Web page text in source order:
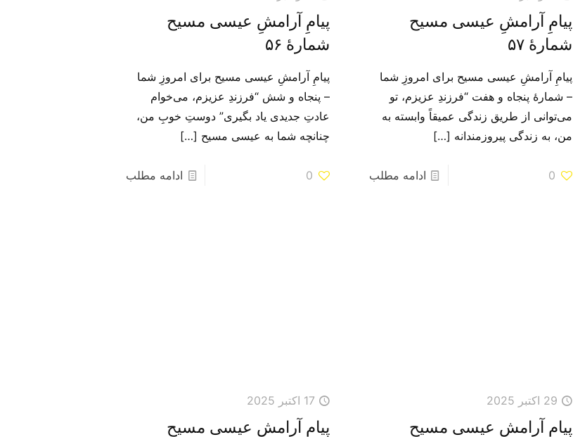
پیامِ آرامشِ عیسی مسیح
شمارهٔ ۵۷
پیامِ آرامشِ عیسی مسیح برای امروزِ شما
– شمارهٔ پنجاه و هفت “فرزندِ عزیزم، تو
می‌توانی از طریق زندگی عمیقاً وابسته به
من، به زندگی پیروزمندانه […]
0 ادامه مطلب
پیامِ آرامشِ عیسی مسیح
شمارهٔ ۵۶
پیامِ آرامشِ عیسی مسیح برای امروزِ شما
– پنجاه و شش “فرزندِ عزیزم، می‌خوام
عادتِ جدیدی یاد بگیری” دوستِ خوبِ من،
چنانچه شما به عیسی مسیح […]
0 ادامه مطلب
29 اکتبر 2025
پیامِ آرامشِ عیسی مسیح
17 اکتبر 2025
پیامِ آرامشِ عیسی مسیح